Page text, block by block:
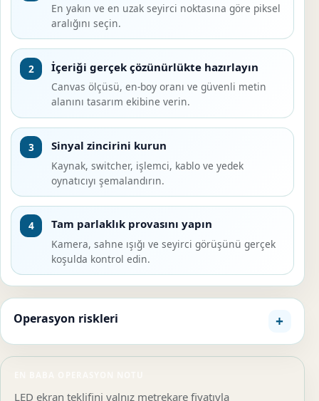
En yakın ve en uzak seyirci noktasına göre piksel
aralığını seçin.
2 İçeriği gerçek çözünürlükte hazırlayın
Canvas ölçüsü, en-boy oranı ve güvenli metin
alanını tasarım ekibine verin.
3 Sinyal zincirini kurun
Kaynak, switcher, işlemci, kablo ve yedek
oynatıcıyı şemalandırın.
4 Tam parlaklık provasını yapın
Kamera, sahne ışığı ve seyirci görüşünü gerçek
koşulda kontrol edin.
Operasyon riskleri
LED ekran teklifini yalnız metrekare fiyatıyla